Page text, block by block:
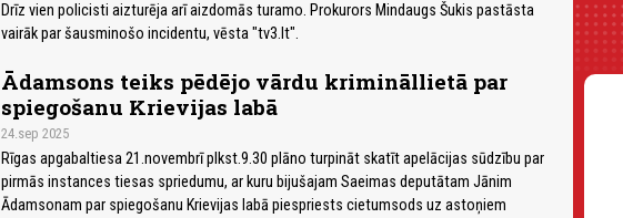
Drīz vien policisti aizturēja arī aizdomās turamo. Prokurors Mindaugs Šukis pastāsta
vairāk par šausminošo incidentu, vēsta "tv3.lt".
Ādamsons teiks pēdējo vārdu krimināllietā par
spiegošanu Krievijas labā
24.sep 2025
Rīgas apgabaltiesa 21.novembrī plkst.9.30 plāno turpināt skatīt apelācijas sūdzību par
pirmās instances tiesas spriedumu, ar kuru bijušajam Saeimas deputātam Jānim
Ādamsonam par spiegošanu Krievijas labā piespriests cietumsods uz astoņiem